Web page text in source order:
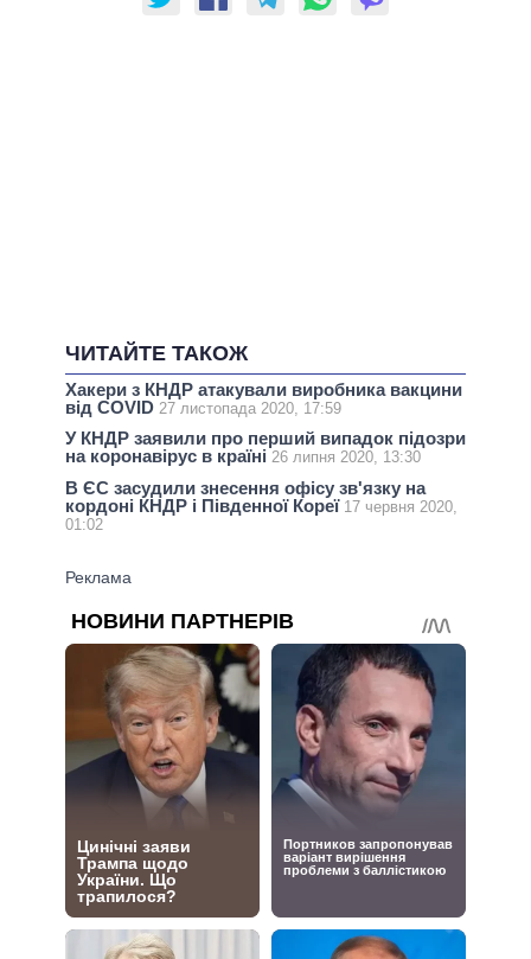
ЧИТАЙТЕ ТАКОЖ
Хакери з КНДР атакували виробника вакцини
від COVID 27 листопада 2020, 17:59
У КНДР заявили про перший випадок підозри
на коронавірус в країні 26 липня 2020, 13:30
В ЄС засудили знесення офісу зв'язку на
кордоні КНДР і Південної Кореї 17 червня 2020,
01:02